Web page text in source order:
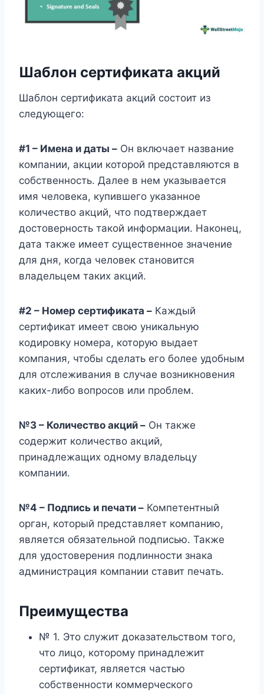
Шаблон сертификата акций
Шаблон сертификата акций состоит из
следующего:
#1 – Имена и даты – Он включает название
компании, акции которой представляются в
собственность. Далее в нем указывается
имя человека, купившего указанное
количество акций, что подтверждает
достоверность такой информации. Наконец,
дата также имеет существенное значение
для дня, когда человек становится
владельцем таких акций.
#2 – Номер сертификата – Каждый
сертификат имеет свою уникальную
кодировку номера, которую выдает
компания, чтобы сделать его более удобным
для отслеживания в случае возникновения
каких-либо вопросов или проблем.
№3 – Количество акций – Он также
содержит количество акций,
принадлежащих одному владельцу
компании.
№4 – Подпись и печати – Компетентный
орган, который представляет компанию,
является обязательной подписью. Также
для удостоверения подлинности знака
администрация компании ставит печать.
Преимущества
№ 1. Это служит доказательством того,
что лицо, которому принадлежит
сертификат, является частью
собственности коммерческого